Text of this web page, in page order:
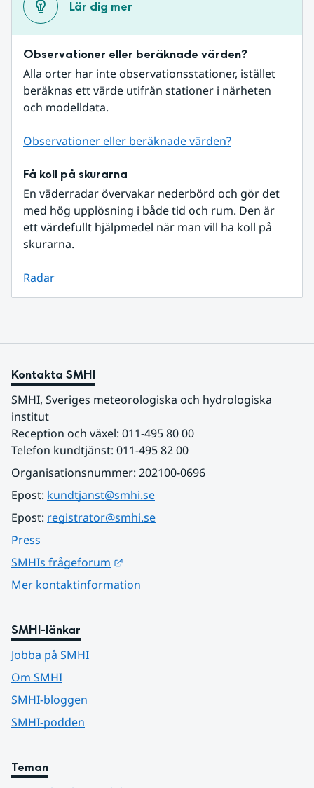
Lär dig mer
Observationer eller beräknade värden?
Alla orter har inte observationsstationer, istället
beräknas ett värde utifrån stationer i närheten
och modelldata.
Observationer eller beräknade värden?
Få koll på skurarna
En väderradar övervakar nederbörd och gör det
med hög upplösning i både tid och rum. Den är
ett värdefullt hjälpmedel när man vill ha koll på
skurarna.
Radar
Kontakta SMHI
SMHI, Sveriges meteorologiska och hydrologiska
institut
Reception och växel: 011-495 80 00
Telefon kundtjänst: 011-495 82 00
Organisationsnummer: 202100-0696
Epost: kundtjanst@smhi.se
Epost: registrator@smhi.se
Press
SMHIs frågeforum
Mer kontaktinformation
SMHI-länkar
Jobba på SMHI
Om SMHI
SMHI-bloggen
SMHI-podden
Teman